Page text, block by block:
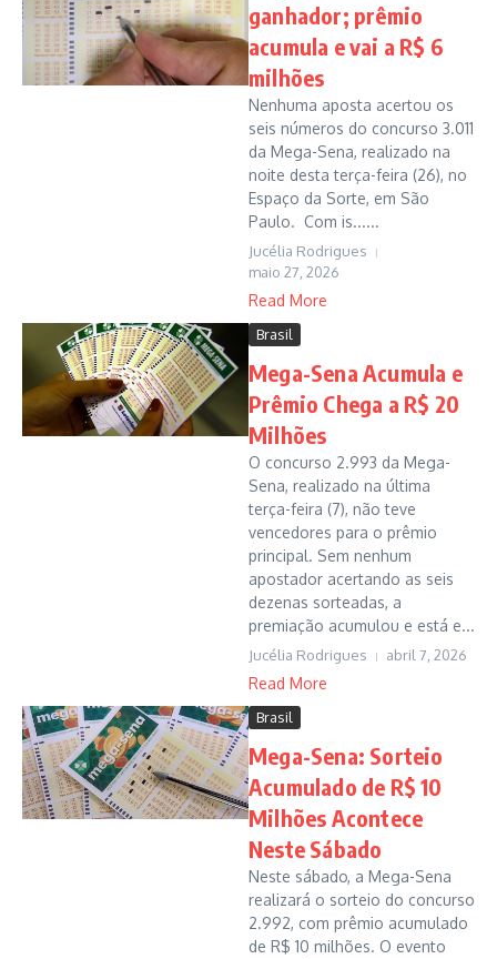
ganhador; prêmio
acumula e vai a R$ 6
milhões
Nenhuma aposta acertou os
seis números do concurso 3.011
da Mega-Sena, realizado na
noite desta terça-feira (26), no
Espaço da Sorte, em São
Paulo. Com is......
Jucélia Rodrigues
maio 27, 2026
Read More
Brasil
Mega-Sena Acumula e
Prêmio Chega a R$ 20
Milhões
O concurso 2.993 da Mega-
Sena, realizado na última
terça-feira (7), não teve
vencedores para o prêmio
principal. Sem nenhum
apostador acertando as seis
dezenas sorteadas, a
premiação acumulou e está e...
Jucélia Rodrigues abril 7, 2026
Read More
Brasil
Mega-Sena: Sorteio
Acumulado de R$ 10
Milhões Acontece
Neste Sábado
Neste sábado, a Mega-Sena
realizará o sorteio do concurso
2.992, com prêmio acumulado
de R$ 10 milhões. O evento